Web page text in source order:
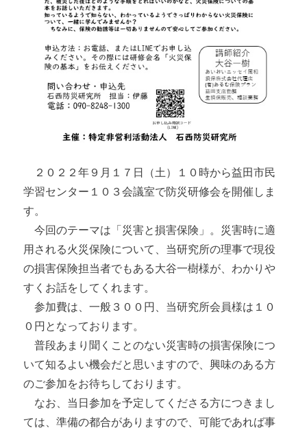
２０２２年９月１７日（土）１０時から益田市民
学習センター１０３会議室で防災研修会を開催しま
す。
今回のテーマは「災害と損害保険」。災害時に適
用される火災保険について、当研究所の理事で現役
の損害保険担当者でもある大谷一樹様が、わかりや
すくお話をしてくれます。
参加費は、一般３００円、当研究所会員様は１０
０円となっております。
普段あまり聞くことのない災害時の損害保険につ
いて知るよい機会だと思いますので、興味のある方
のご参加をお待ちしております。
なお、当日参加を予定してくださる方につきまし
ては、準備の都合がありますので、可能であれば事